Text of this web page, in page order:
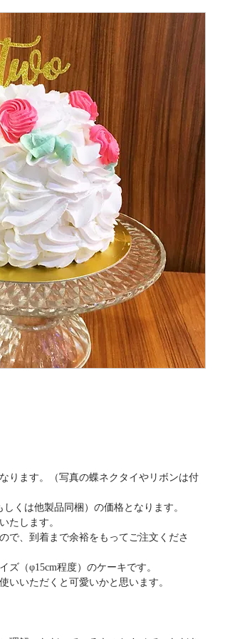
ります。（写真の蝶ネクタイやリボンは付
くは他製品同梱）の価格となります。
たします。
で、到着まで余裕をもってご注文くださ
ズ（φ15cm程度）のケーキです。
いただくと可愛いかと思います。